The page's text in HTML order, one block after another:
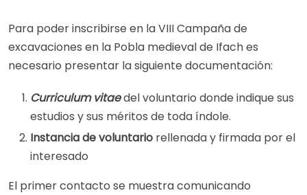
Para poder inscribirse en la VIII Campaña de
excavaciones en la Pobla medieval de Ifach es
necesario presentar la siguiente documentación:
Curriculum vitaedel voluntario donde indique sus
estudios y sus méritos de toda índole.
Instancia de voluntario rellenada y firmada por el
interesado
El primer contacto se muestra comunicando